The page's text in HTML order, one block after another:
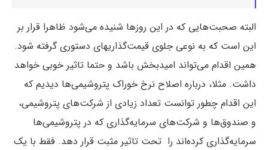
البته صحبت‌هایی که در این روزها شنیده می‌شود ظاهرا قرار بر
این است که به نوعی جلوی قیمت‌گذاریهای دستوری گرفته شود.
همین اقدام می‌تواند امیدبخش باشد و حتما تاثیر خوبی خواهد
داشت. مثلا، درباره اصلاح نرخ خوراک پتروشیمی‌ها دیدیم که
این اقدام چطور توانست تعداد زیادی از شرکت‌های پتروشیمی،
و صندوق‌ها و شرکت‌های سرمایه‌گذاری‌ که در پتروشیمی‌ها
سرمایه‌گذاری کرده‌اند را تحت تاثیر مثبت قرار دهد. فقط با یک